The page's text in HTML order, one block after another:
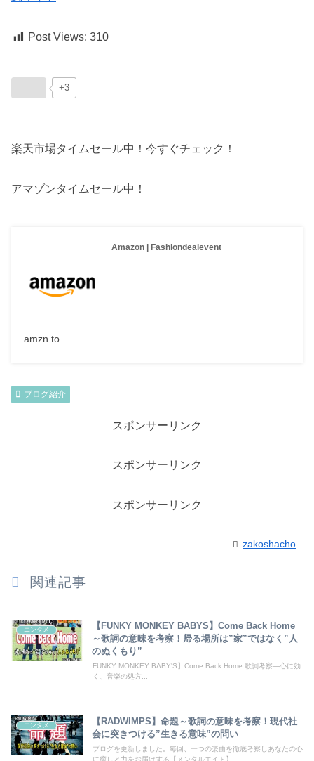
Post Views: 310
+3
楽天市場タイムセール中！今すぐチェック！
アマゾンタイムセール中！
Amazon | Fashiondealevent
amzn.to
ブログ紹介
スポンサーリンク
スポンサーリンク
スポンサーリンク
zakoshacho
関連記事
エンタメ
【FUNKY MONKEY BABYS】Come Back Home
～歌詞の意味を考察！帰る場所は”家”ではなく”人
のぬくもり”
FUNKY MONKEY BΛBY'S】Come Back Home 歌詞考察―心に効
く、音楽の処方...
エンタメ
【RADWIMPS】命題～歌詞の意味を考察！現代社
会に突きつける”生きる意味”の問い
ブログを更新しました。毎回、一つの楽曲を徹底考察しあなたの心